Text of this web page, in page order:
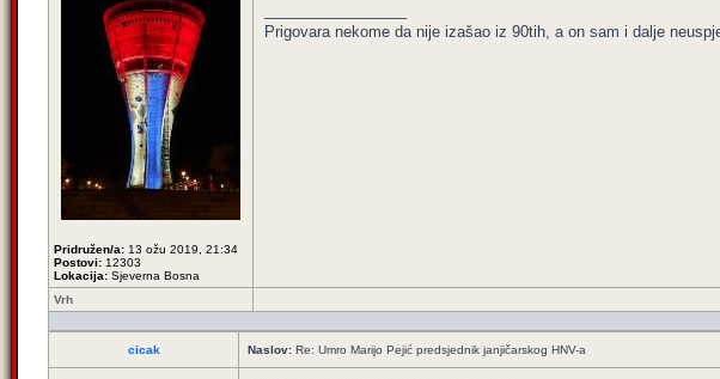
Pridružen/a: 13 ožu 2019, 21:34
Postovi: 12303
Lokacija: Sjeverna Bosna
Prigovara nekome da nije izašao iz 90tih, a on sam i dalje
Vrh
cicak Naslov: Re: Umro Marijo Pejić predsjednik janjičarskog HNV-a